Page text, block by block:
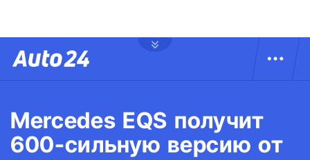
Mercedes EQS получит
600-сильную версию от